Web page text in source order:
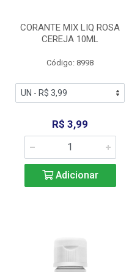
CORANTE MIX LIQ ROSA
CEREJA 10ML
Código: 8998
R$ 3,99
Adicionar